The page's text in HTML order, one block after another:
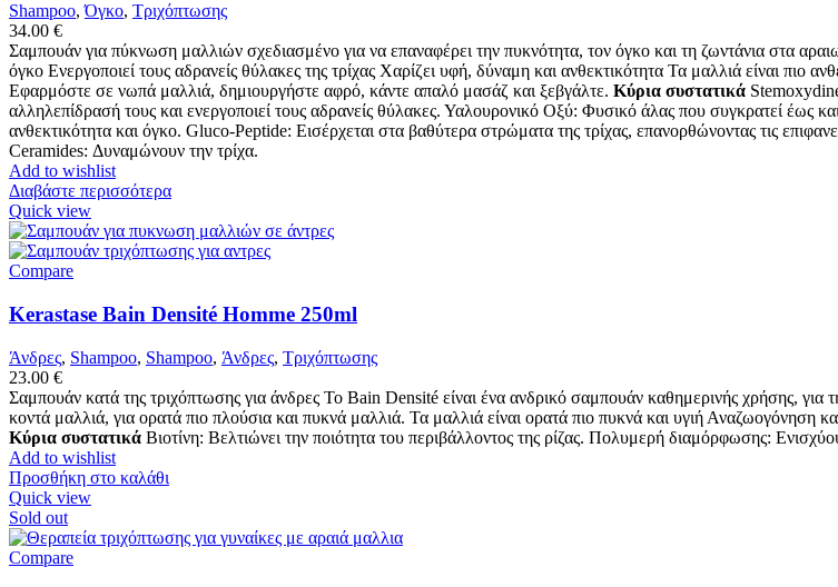
Shampoo,Όγκο, Τριχόπτωσης
34.00 €
Σαμπουάν για πύκνωση μαλλιών σχεδιασμένο για να επαναφέρει την πυκνότητα, τον όγκο και τη ζωντάνια στα
όγκο Ενεργοποιεί τους αδρανείς θύλακες της τρίχας Χαρίζει υφή, δύναμη και ανθεκτικότητα Τα μαλλιά είναι πιο
Εφαρμόστε σε νωπά μαλλιά, δημιουργήστε αφρό, κάντε απαλό μασάζ και ξεβγάλτε. Κύρια συστατικά
αλληλεπίδρασή τους και ενεργοποιεί τους αδρανείς θύλακες. Υαλουρονικό Οξύ: Φυσικό άλας που συγκρατεί έως
ανθεκτικότητα και όγκο. Gluco-Peptide: Εισέρχεται στα βαθύτερα στρώματα της τρίχας, επανορθώνοντας τις
Ceramides: Δυναμώνουν την τρίχα.
Add to wishlist
Διαβάστε περισσότερα
Quick view
Compare
Kerastase Bain Densité Homme 250ml
Άνδρες, Shampoo, Shampoo, Άνδρες, Τριχόπτωσης
23.00 €
Σαμπουάν κατά της τριχόπτωσης για άνδρες Το Bain Densité είναι ένα ανδρικό σαμπουάν καθημερινής χρήσης,
κοντά μαλλιά, για ορατά πιο πλούσια και πυκνά μαλλιά. Τα μαλλιά είναι ορατά πιο πυκνά και υγιή
Κύρια συστατικά Βιοτίνη: Βελτιώνει την ποιότητα του περιβάλλοντος της ρίζας. Πολυμερή διαμόρφωσης:
Add to wishlist
Προσθήκη στο καλάθι
Quick view
Sold out
Compare